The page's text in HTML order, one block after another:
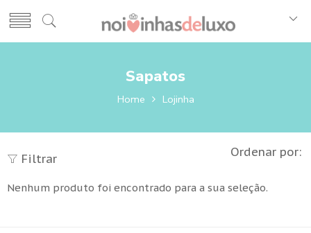
Sapatos
Home Lojinha
Filtrar Ordenar por:
Nenhum produto foi encontrado para a sua seleção.